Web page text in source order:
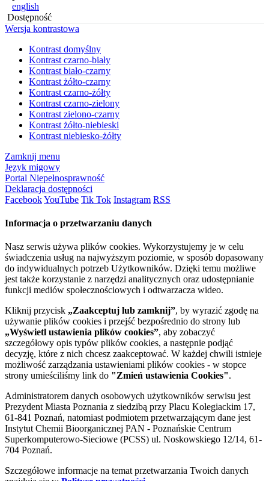
english
Dostępność
Wersja kontrastowa
Kontrast domyślny
Kontrast czarno-biały
Kontrast biało-czarny
Kontrast żółto-czarny
Kontrast czarno-żółty
Kontrast czarno-zielony
Kontrast zielono-czarny
Kontrast żółto-niebieski
Kontrast niebiesko-żółty
Zamknij menu
Język migowy
Portal Niepełnosprawność
Deklaracja dostępności
FacebookYouTube Tik Tok Instagram RSS
Informacja o przetwarzaniu danych
Nasz serwis używa plików cookies. Wykorzystujemy je w celu
świadczenia usług na najwyższym poziomie, w sposób dopasowany
do indywidualnych potrzeb Użytkowników. Dzięki temu możliwe
jest także korzystanie z narzędzi analitycznych oraz udostępnianie
funkcji mediów społecznościowych i odtwarzacza wideo.
Kliknij przycisk „Zaakceptuj lub zamknij”, by wyrazić zgodę na
używanie plików cookies i przejść bezpośrednio do strony lub
„Wyświetl ustawienia plików cookies”, aby zobaczyć
szczegółowy opis typów plików cookies, a następnie podjąć
decyzję, które z nich chcesz zaakceptować. W każdej chwili istnieje
możliwość zarządzania ustawieniami plików cookies - w stopce
strony umieściliśmy link do "Zmień ustawienia Cookies".
Administratorem danych osobowych użytkowników serwisu jest
Prezydent Miasta Poznania z siedzibą przy Placu Kolegiackim 17,
61-841 Poznań, natomiast podmiotem przetwarzającym dane jest
Instytut Chemii Bioorganicznej PAN - Poznańskie Centrum
Superkomputerowo-Sieciowe (PCSS) ul. Noskowskiego 12/14, 61-
704 Poznań.
Szczegółowe informacje na temat przetwarzania Twoich danych